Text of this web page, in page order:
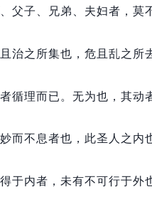
父子、兄弟、夫妇者， 莫
治之所集也， 危且乱之所
循理而已。 无为也， 其动
而不息者也， 此圣人之内
于内者， 未有不可行于外